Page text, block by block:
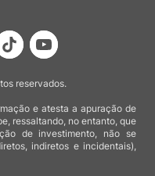
reservados.
e atesta a apuração de
ressaltando, no entanto, que
de investimento, não se
indiretos e incidentais),